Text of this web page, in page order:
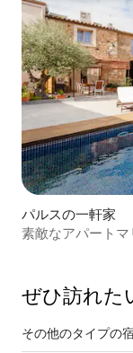
パルスの一軒家
素敵なアパート
ぜひ訪⁠れ⁠た⁠
その他のタ⁠イ⁠プ⁠の